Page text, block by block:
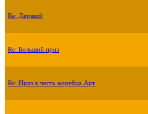
Re: Дерзкий
Re: Большой приз
Re: Приз в честь жеребца Арт